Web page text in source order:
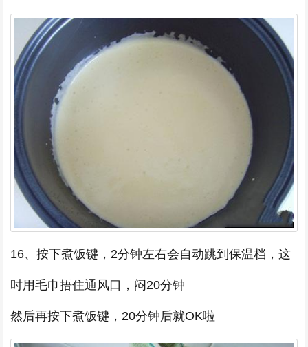
16、按下煮饭键，2分钟左右会自动跳到保温档，这
时用毛巾捂住通风口，闷20分钟
然后再按下煮饭键，20分钟后就OK啦